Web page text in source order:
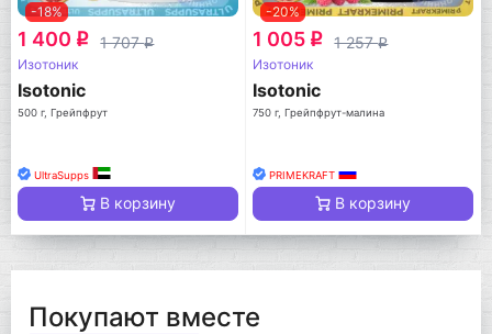
-18%
1 400 q 1 707q
Изотоник
Isotonic
500 г, Грейпфрут
UltraSupps
В корзину
-20%
1 005 q 1 257q
Изотоник
Isotonic
750 г, Грейпфрут-малина
PRIMEKRAFT
В корзину
Покупают вместе